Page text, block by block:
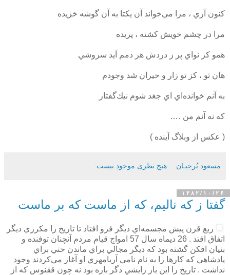
كنون آري ، مرا مي‌خواند آن يكتا به آن گوشه خزيده
مرا در چشم خويش كشته ، پريده
همو كز نواي پر ز دردش هر دمم آيد سروشي
هان تو ، كز تو زار و حيران شد وجودم
به آنم خوانده‌اي اي جغد شوم نيك‌گفتار
كه نه آنم من ….
( عکس از وبلاگ آينده )
مسعود بُرجيـان هیچ نظری موجود نیست:
۱۳۸۲/۱۰/۲۶
گفتا ز که نالیم، که از ماست که بر ماست
ربع قرن پيش مجسمه‌اي ديگر فرو افتاد تا تاريخ را مكرري ديگر
اتفاق افتد . 26 ديماه سال 57 امواج قيام مردم آنچنان توفنده و
بنيان افكن گشته بود كه ديگر مجالي براي ماندن حتي براي
پادشاهي كه كارها را به نام نامي آريامهري او آغاز مي‌كردند وجود
نداشت . تاريخ را اين بار زايشي دگر باره بود نه چون ققنوس كه از